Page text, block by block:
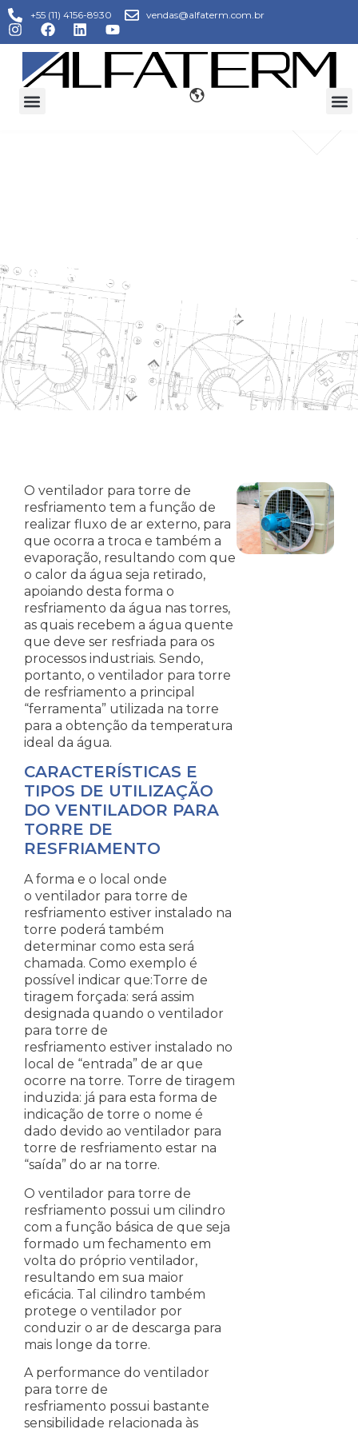
+55 (11) 4156-8930 vendas@alfaterm.com.br
PARA TORRE DE
RESFRIAMENTO
O ventilador para torre de
resfriamento tem a função de
realizar fluxo de ar externo, para
que ocorra a troca e também a
evaporação, resultando com que
o calor da água seja retirado,
apoiando desta forma o
resfriamento da água nas torres,
as quais recebem a água quente
que deve ser resfriada para os
processos industriais. Sendo,
portanto, o ventilador para torre
de resfriamento a principal
“ferramenta” utilizada na torre
para a obtenção da temperatura
ideal da água.
CARACTERÍSTICAS E
TIPOS DE UTILIZAÇÃO
DO VENTILADOR PARA
TORRE DE
RESFRIAMENTO
A forma e o local onde
o ventilador para torre de
resfriamento estiver instalado na
torre poderá também
determinar como esta será
chamada. Como exemplo é
possível indicar que:Torre de
tiragem forçada: será assim
designada quando o ventilador
para torre de
resfriamento estiver instalado no
local de “entrada” de ar que
ocorre na torre. Torre de tiragem
induzida: já para esta forma de
indicação de torre o nome é
dado devido ao ventilador para
torre de resfriamento estar na
“saída” do ar na torre.
O ventilador para torre de
resfriamento possui um cilindro
com a função básica de que seja
formado um fechamento em
volta do próprio ventilador,
resultando em sua maior
eficácia. Tal cilindro também
protege o ventilador por
conduzir o ar de descarga para
mais longe da torre.
A performance do ventilador
para torre de
resfriamento possui bastante
sensibilidade relacionada às